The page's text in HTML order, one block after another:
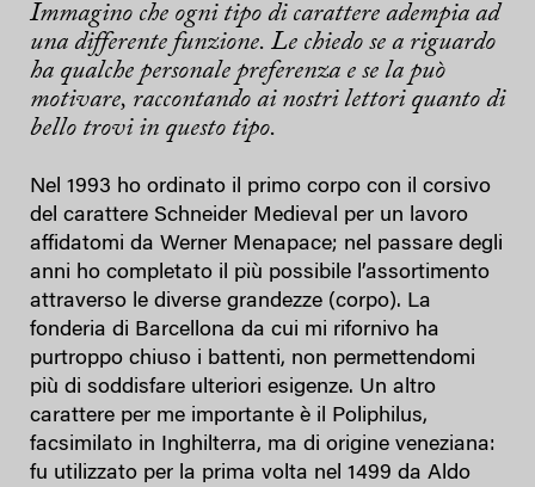
Immagino che ogni tipo di carattere adempia ad
una differente funzione. Le chiedo se a riguardo
ha qualche personale preferenza e se la può
motivare, raccontando ai nostri lettori quanto di
bello trovi in questo tipo.
Nel 1993 ho ordinato il primo corpo con il corsivo
del carattere Schneider Medieval per un lavoro
affidatomi da Werner Menapace; nel passare degli
anni ho completato il più possibile l’assortimento
attraverso le diverse grandezze (corpo). La
fonderia di Barcellona da cui mi rifornivo ha
purtroppo chiuso i battenti, non permettendomi
più di soddisfare ulteriori esigenze. Un altro
carattere per me importante è il Poliphilus,
facsimilato in Inghilterra, ma di origine veneziana:
fu utilizzato per la prima volta nel 1499 da Aldo